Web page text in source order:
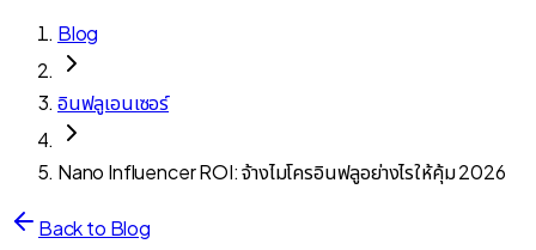
Blog
อินฟลูเอนเซอร์
Nano Influencer ROI: จ้างไมโครอินฟลูอย่างไรให้คุ้ม 2026
Back to Blog